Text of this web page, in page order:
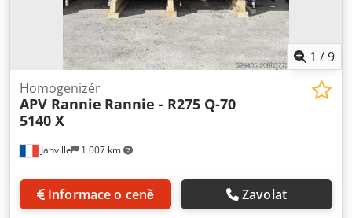
1 /9
Janville 1 007 km
Homogenizér
APV Rannie Rannie - R275 Q-70
5140 X
Informace o ceně Zavolat